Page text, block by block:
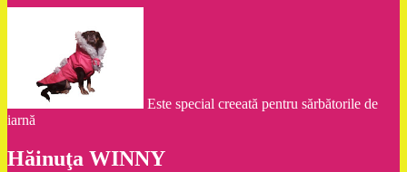
Este special creeată pentru sărbătorile de
iarnă
Hăinuţa WINNY